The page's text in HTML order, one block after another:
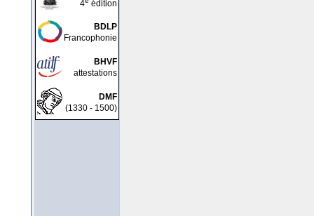
4
édition
BDLP
Francophonie
BHVF
attestations
DMF
(1330 - 1500)